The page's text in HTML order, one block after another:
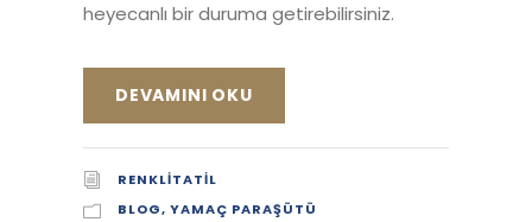
heyecanlı bir duruma getirebilirsiniz.
DEVAMINI OKU
RENKLITATIL
BLOG, YAMAÇ PARAŞÜTÜ